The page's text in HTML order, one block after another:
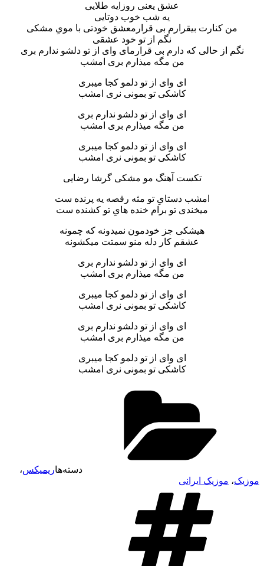
عشق یعنی روزایه طلایی
یه شب خوب دوتایی
من کنارت بیقرارم بی قرارمعشق خودتی با مویِ مشکی
نگم از تو خود عشقی
نگم از حالی که دارم بی قرارمای وای از تو دلشو ندارم بری
من مگه میذارم بری امشب
ای وای از تو دلمو کجا میبری
کاشکی تو بمونی نری امشب
ای وای از تو دلشو ندارم بری
من مگه میذارم بری امشب
ای وای از تو دلمو کجا میبری
کاشکی تو بمونی نری امشب
تکست آهنگ مو مشکی گرشا رضایی
امشب دستایِ تو مثه رقصه یه پرنده ست
میخندی تو برام خنده هایِ تو کشنده ست
هیشکی جز خودمون نمیدونه که چمونه
عشقم کار دله منو سمتت میکشونه
ای وای از تو دلشو ندارم بری
من مگه میذارم بری امشب
ای وای از تو دلمو کجا میبری
کاشکی تو بمونی نری امشب
ای وای از تو دلشو ندارم بری
من مگه میذارم بری امشب
ای وای از تو دلمو کجا میبری
کاشکی تو بمونی نری امشب
دسته‌هاریمیکس،
موزیک، موزیک ایرانی